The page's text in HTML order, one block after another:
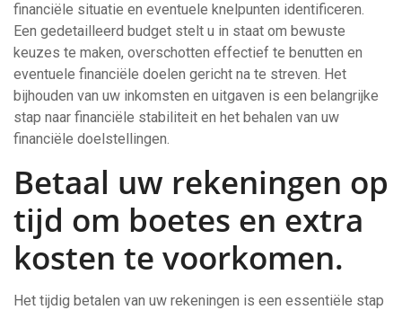
financiële situatie en eventuele knelpunten identificeren.
Een gedetailleerd budget stelt u in staat om bewuste
keuzes te maken, overschotten effectief te benutten en
eventuele financiële doelen gericht na te streven. Het
bijhouden van uw inkomsten en uitgaven is een belangrijke
stap naar financiële stabiliteit en het behalen van uw
financiële doelstellingen.
Betaal uw rekeningen op
tijd om boetes en extra
kosten te voorkomen.
Het tijdig betalen van uw rekeningen is een essentiële stap